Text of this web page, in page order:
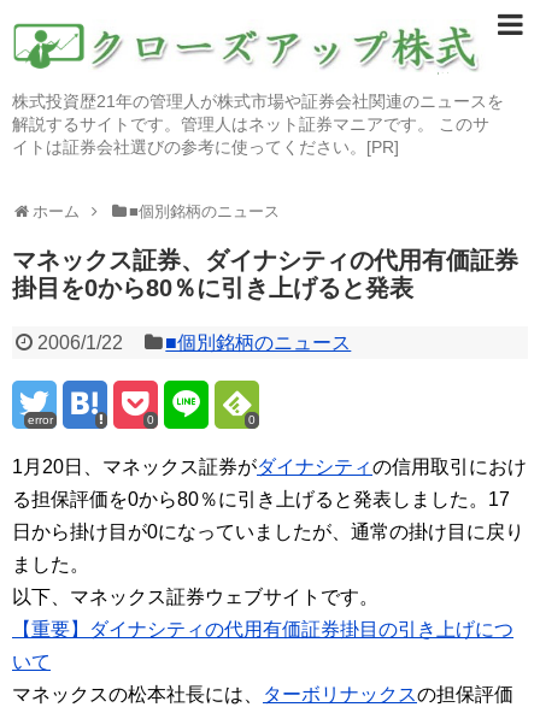
株式投資歴21年の管理人が株式市場や証券会社関連のニュースを
解説するサイトです。管理人はネット証券マニアです。 このサ
イトは証券会社選びの参考に使ってください。[PR]
ホーム ■個別銘柄のニュース
マネックス証券、ダイナシティの代用有価証券
掛目を0から80％に引き上げると発表
2006/1/22 ■個別銘柄のニュース
error 0 0
1月20日、マネックス証券がダイナシティの信用取引におけ
る担保評価を0から80％に引き上げると発表しました。17
日から掛け目が0になっていましたが、通常の掛け目に戻り
ました。
以下、マネックス証券ウェブサイトです。
【重要】ダイナシティの代用有価証券掛目の引き上げにつ
いて
マネックスの松本社長には、
ターボリナックスの担保評価